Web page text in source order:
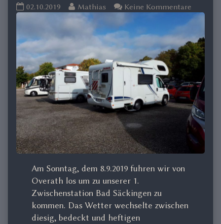
Lago
Allgäu
9.2019
published
on
02.10.2019
Read
more
author
of
Lago
Maggiore
und
Allgäu
9.2019,
Mathias Keine Kommentare
Lago
und
Allgäu
9.2019
Am Sonntag, dem 8.9.2019 fuhren wir von
Overath los um zu unserer 1.
Zwischenstation Bad Säckingen zu
kommen. Das Wetter wechselte zwischen
diesig, bedeckt und heftigen